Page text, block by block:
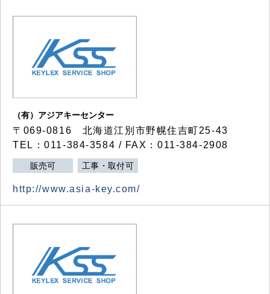
（有）アジアキーセンター
〒069-0816 北海道江別市野幌住吉町25-43
TEL：011-384-3584 / FAX：011-384-2908
販売可 工事・取付可
http://www.asia-key.com/